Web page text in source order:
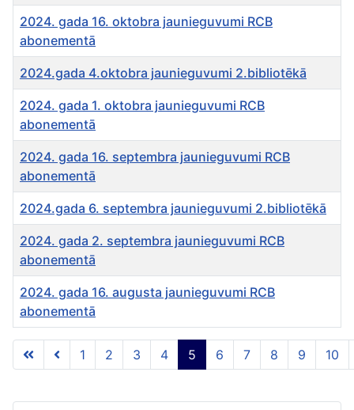
Rakstu tabula
2024. gada 16. oktobra jaunieguvumi RCB
abonementā
2024.gada 4.oktobra jaunieguvumi 2.bibliotēkā
2024. gada 1. oktobra jaunieguvumi RCB
abonementā
2024. gada 16. septembra jaunieguvumi RCB
abonementā
2024.gada 6. septembra jaunieguvumi 2.bibliotēkā
2024. gada 2. septembra jaunieguvumi RCB
abonementā
2024. gada 16. augusta jaunieguvumi RCB
abonementā
5 lapa no 46
1 2 3 4 5 6 7 8 9 10